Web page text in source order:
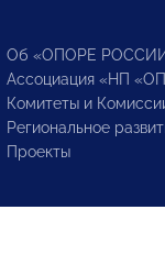
Об «ОПОРЕ
Ассоциация «НП
Комитеты и
Региональное
Проекты